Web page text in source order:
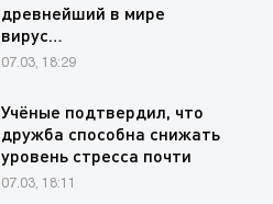
древнейший в мире
вирус…
07.03, 18:29
Учёные подтвердил, что
дружба способна снижать
уровень стресса почти
на…
07.03, 18:11